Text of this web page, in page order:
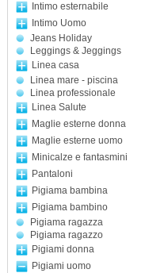
Intimo esternabile
Intimo Uomo
Jeans Holiday
Leggings & Jeggings
Linea casa
Linea mare - piscina
Linea professionale
Linea Salute
Maglie esterne donna
Maglie esterne uomo
Minicalze e fantasmini
Pantaloni
Pigiama bambina
Pigiama bambino
Pigiama ragazza
Pigiama ragazzo
Pigiami donna
Pigiami uomo